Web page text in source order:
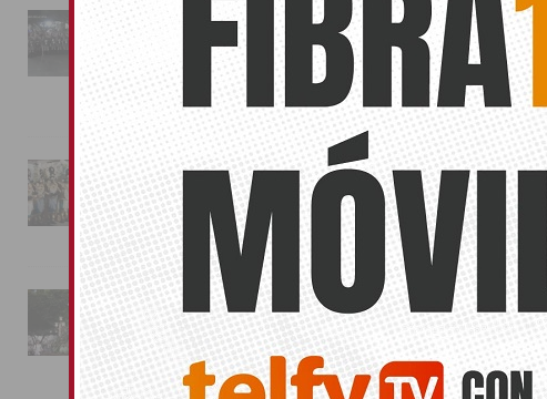
La Entrada Cristiana llena de
esplendor las calles de
Almoradí en una multitudinaria
jornada festera
02/08/2026
La magia de la Entrada Mora
conquista las calles de
Almoradí
01/08/2026
La fiesta se adueña de
Almoradí con la presentación
de los cargos festeros y la
toma del castillo
31/07/2026